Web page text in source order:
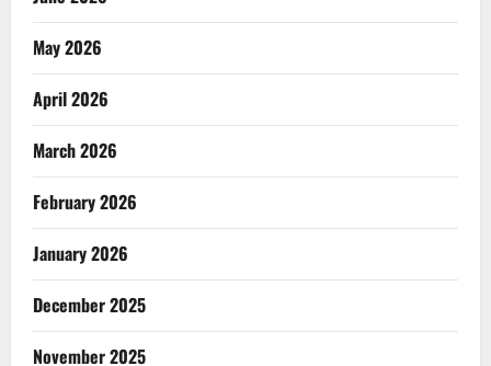
May 2026
April 2026
March 2026
February 2026
January 2026
December 2025
November 2025